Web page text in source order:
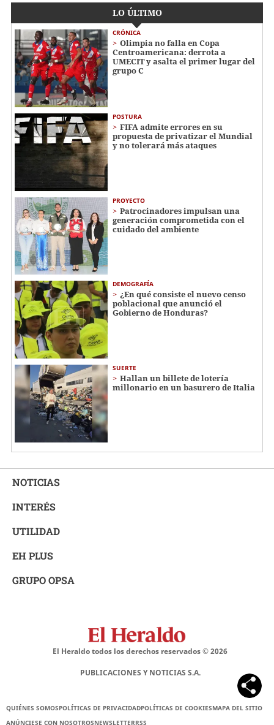
LO ÚLTIMO
CRÓNICA
Olimpia no falla en Copa
Centroamericana: derrota a
UMECIT y asalta el primer lugar del
grupo C
POSTURA
FIFA admite errores en su
propuesta de privatizar el Mundial
y no tolerará más ataques
PROYECTO
Patrocinadores impulsan una
generación comprometida con el
cuidado del ambiente
DEMOGRAFÍA
¿En qué consiste el nuevo censo
poblacional que anunció el
Gobierno de Honduras?
SUERTE
Hallan un billete de lotería
millonario en un basurero de Italia
NOTICIAS
INTERÉS
UTILIDAD
EH PLUS
GRUPO OPSA
El Heraldo todos los derechos reservados ©2026
PUBLICACIONES Y NOTICIAS S.A.
QUIÉNES SOMOSPOLÍTICAS DE PRIVACIDADPOLÍTICAS DE COOKIESMAPA DEL SITIO
ANÚNCIESE CON NOSOTROSNEWSLETTERRSS